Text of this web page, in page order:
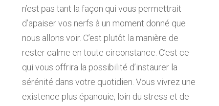
n’est pas tant la façon qui vous permettrait
d’apaiser vos nerfs à un moment donné que
nous allons voir. C’est plutôt la manière de
rester calme en toute circonstance. C’est ce
qui vous offrira la possibilité d’instaurer la
sérénité dans votre quotidien. Vous vivrez une
existence plus épanouie, loin du stress et de